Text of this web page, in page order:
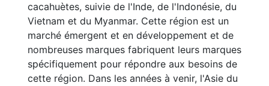
cacahuètes, suivie de l'Inde, de l'Indonésie, du
Vietnam et du Myanmar. Cette région est un
marché émergent et en développement et de
nombreuses marques fabriquent leurs marques
spécifiquement pour répondre aux besoins de
cette région. Dans les années à venir, l'Asie du